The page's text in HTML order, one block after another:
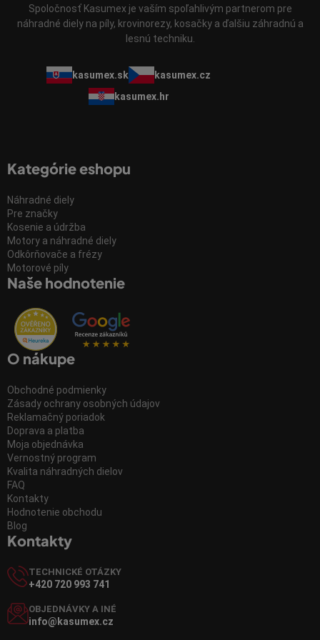
Spoločnosť Kasumex je vaším spoľahlivým partnerom pre
náhradné diely na píly, krovinorezy, kosačky a ďalšiu záhradnú a
lesnú techniku.
kasumex.sk
kasumex.cz
kasumex.hr
Kategórie eshopu
Náhradné diely
Pre značky
Kosenie a údržba
Motory a náhradné diely
Odkôrňovače a frézy
Motorové píly
Naše hodnotenie
O nákupe
Obchodné podmienky
Zásady ochrany osobných údajov
Reklamačný poriadok
Doprava a platba
Moja objednávka
Vernostný program
Kvalita náhradných dielov
FAQ
Kontakty
Hodnotenie obchodu
Blog
Kontakty
TECHNICKÉ OTÁZKY
+420 720 993 741
OBJEDNÁVKY A INÉ
info@kasumex.cz